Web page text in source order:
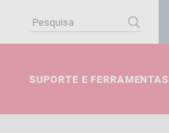
SUPORTE E FERRAMENTAS